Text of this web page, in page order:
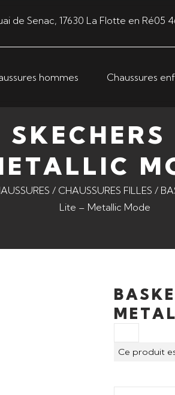
de Senac, 17630 La Flotte en Ré05
hommes Chaussures
/ CHAUSSURES FILLES /
Lite – Metallic Mode
Ce produit